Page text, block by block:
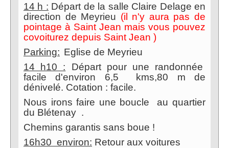
14 h : Départ de la salle Claire Delage en
direction de Meyrieu (il n'y aura pas de
pointage à Saint Jean mais vous pouvez
covoiturez depuis Saint Jean )
Parking: Eglise de Meyrieu
14 h10 : Départ pour une randonnée
facile d'environ 6,5 kms,80 m de
dénivelé. Cotation : facile.
Nous irons faire une boucle au quartier
du Blétenay .
Chemins garantis sans boue !
16h30 environ: Retour aux voitures